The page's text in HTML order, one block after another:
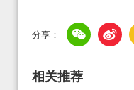
相关推荐